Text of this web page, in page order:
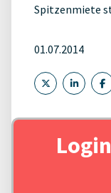
Spitzenmiete
01.07.2014